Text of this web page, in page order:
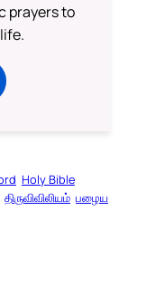
prayers to
Holy Bible
திருவிவிலியம் பழைய